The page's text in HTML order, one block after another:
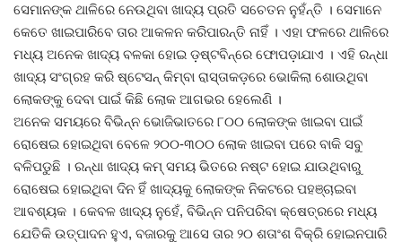
ସେମାନଙ୍କ ଥାଳିରେ ନେଉଥିବା ଖାଦ୍ୟ ପ୍ରତି ସଚେତନ ନୁହଁନ୍ତି । ସେମାନେ
କେତେ ଖାଇପାରିବେ ତାର ଆକଳନ କରିପାରନ୍ତି ନାହିଁ । ଏହା ଫଳରେ ଥାଳିରେ
ମଧ୍ୟ ଅନେକ ଖାଦ୍ୟ ବଳକା ହୋଇ ଡ଼ଷ୍ଟବିନ୍ରେ ଫୋପଡ଼ାଯାଏ । ଏହି ରନ୍ଧା
ଖାଦ୍ୟ ସଂଗ୍ରହ କରି ଷ୍ଟେସନ୍ କିମ୍ବା ରାସ୍ତାକଡ଼ରେ ଭୋକିଲା ଶୋଉଥିବା
ଲୋକଙ୍କୁ ଦେବା ପାଇଁ କିଛି ଲୋକ ଆଗଭର ହେଲେଣି ।
ଅନେକ ସମୟରେ ବିଭିନ୍ନ ଭୋଜିଭାତରେ ୮୦୦ ଲୋକଙ୍କ ଖାଇବା ପାଇଁ
ରୋଷେଇ ହୋଇଥିବା ବେଳେ ୨୦୦-୩୦୦ ଲୋକ ଖାଇବା ପରେ ବାକି ସବୁ
ବଳିପଡୁଛି । ରନ୍ଧା ଖାଦ୍ୟ କମ୍ ସମୟ ଭିତରେ ନଷ୍ଟ ହୋଇ ଯାଉଥିବାରୁ
ରୋଷେଇ ହୋଇଥିବା ଦିନ ହିଁ ଖାଦ୍ୟକୁ ଲୋକଙ୍କ ନିକଟରେ ପହଞ୍ଚାଇବା
ଆବଶ୍ୟକ । କେବଳ ଖାଦ୍ୟ ନୁହେଁ, ବିଭିନ୍ନ ପନିପରିବା କ୍ଷେତ୍ରରେ ମଧ୍ୟ
ଯେତିକି ଉତ୍ପାଦନ ହୁଏ, ବଜାରକୁ ଆସେ ତାର ୨୦ ଶତାଂଶ ବିକ୍ରି ହୋଇନପାରି